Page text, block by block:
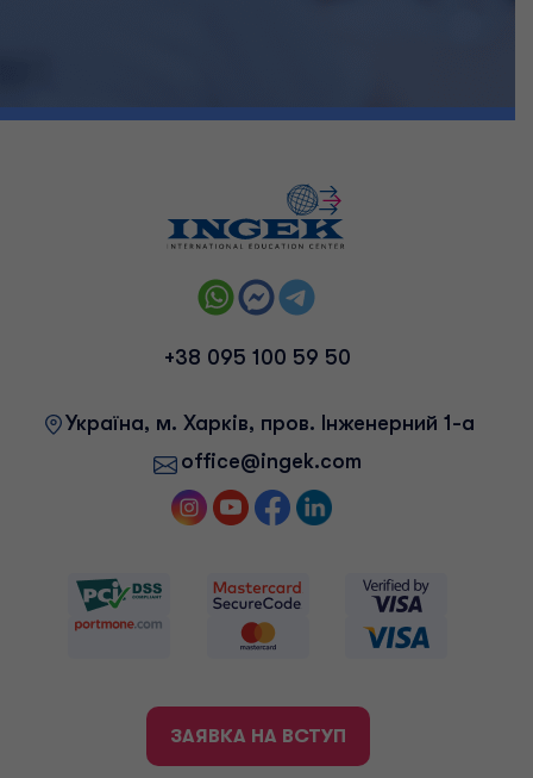
+38 095 100 59 50
Українa, м. Харків, пров. Інженерний 1-а
office@ingek.com
ЗАЯВКА НА ВСТУП